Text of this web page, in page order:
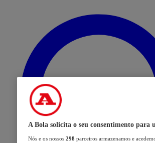
A Bola solicita o seu consentimento para
Nós e os nossos 298 parceiros armazenamos e